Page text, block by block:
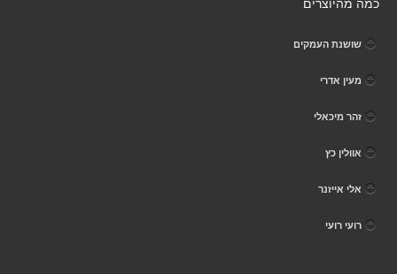
כמה מהיוצרים
שושנת העמקים
מעין אדרי
זהר מיכאלי
אוולין כץ
אלי אייזנר
רועי רועי